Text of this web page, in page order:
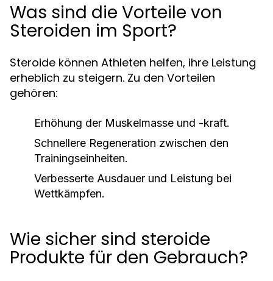
Was sind die Vorteile von
Steroiden im Sport?
Steroide können Athleten helfen, ihre Leistung
erheblich zu steigern. Zu den Vorteilen
gehören:
Erhöhung der Muskelmasse und -kraft.
Schnellere Regeneration zwischen den
Trainingseinheiten.
Verbesserte Ausdauer und Leistung bei
Wettkämpfen.
Wie sicher sind steroide
Produkte für den Gebrauch?